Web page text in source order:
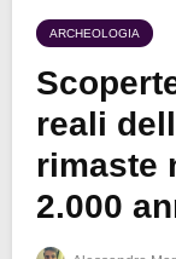
ARCHEOLOGIA
reali
rimaste
2.000